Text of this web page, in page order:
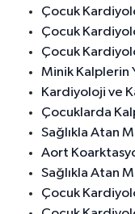
Çocuk
Çocuk
Çocuk
Minik Kalplerin
Kardiyoloji ve
Çocuklarda
Sağlıkla Atan
Aort
Sağlıkla Atan
Çocuk